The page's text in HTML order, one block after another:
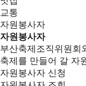
교통
자원봉사자
자원봉사자
부산축제조직위원회
축제를 만들어 갈 자
자원봉사자 신청